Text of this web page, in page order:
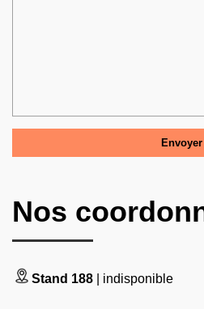
Nos
Stand 188 | indisponible